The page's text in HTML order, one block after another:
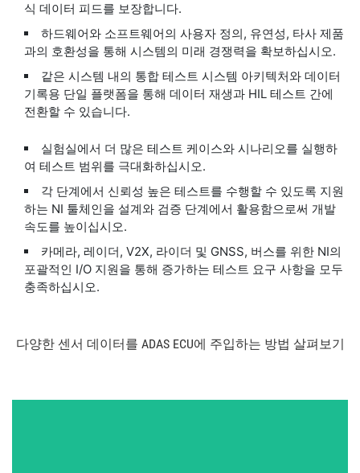
식 데이터 피드를 보장합니다.
하드웨어와 소프트웨어의 사용자 정의, 유연성, 타사 제품
과의 호환성을 통해 시스템의 미래 경쟁력을 확보하십시오.
같은 시스템 내의 통합 테스트 시스템 아키텍처와 데이터
기록용 단일 플랫폼을 통해 데이터 재생과 HIL 테스트 간에
전환할 수 있습니다.
실험실에서 더 많은 테스트 케이스와 시나리오를 실행하
여 테스트 범위를 극대화하십시오.
각 단계에서 신뢰성 높은 테스트를 수행할 수 있도록 지원
하는 NI 툴체인을 설계와 검증 단계에서 활용함으로써 개발
속도를 높이십시오.
카메라, 레이더, V2X, 라이더 및 GNSS, 버스를 위한 NI의
포괄적인 I/O 지원을 통해 증가하는 테스트 요구 사항을 모두
충족하십시오.
다양한 센서 데이터를 ADAS ECU에 주입하는 방법 살펴보기